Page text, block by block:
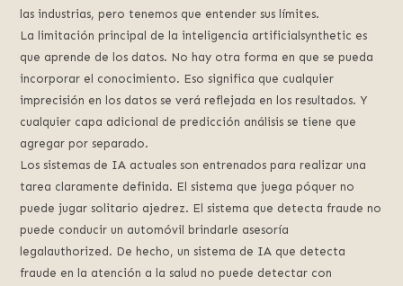
las industrias, pero tenemos que entender sus límites.
La limitación principal de la inteligencia artificialsynthetic es
que aprende de los datos. No hay otra forma en que se pueda
incorporar el conocimiento. Eso significa que cualquier
imprecisión en los datos se verá reflejada en los resultados. Y
cualquier capa adicional de predicción análisis se tiene que
agregar por separado.
Los sistemas de IA actuales son entrenados para realizar una
tarea claramente definida. El sistema que juega póquer no
puede jugar solitario ajedrez. El sistema que detecta fraude no
puede conducir un automóvil brindarle asesoría
legalauthorized. De hecho, un sistema de IA que detecta
fraude en la atención a la salud no puede detectar con